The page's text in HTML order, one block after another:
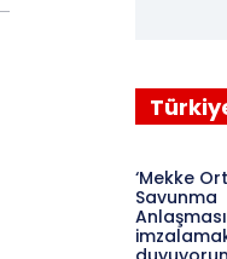
‘Mekke
Savunma